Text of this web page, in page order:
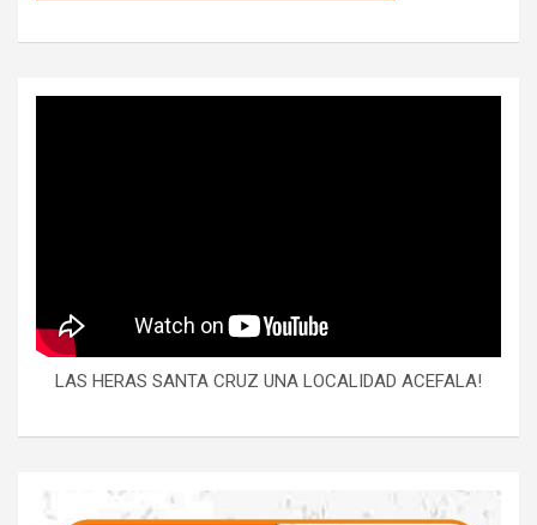
LAS HERAS SANTA CRUZ UNA LOCALIDAD ACEFALA!